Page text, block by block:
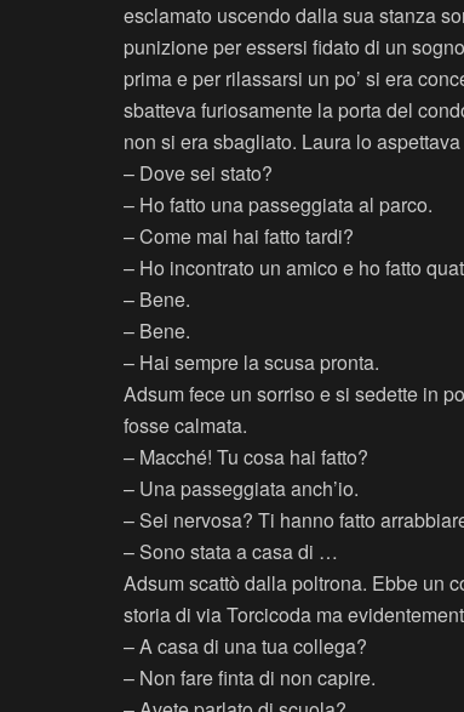
esclamato uscendo dalla sua stanza
punizione per essersi fidato di un
prima e per rilassarsi un po’ si era
sbatteva furiosamente la porta del
non si era sbagliato. Laura lo
– Dove sei stato?
– Ho fatto una passeggiata al parco.
– Come mai hai fatto tardi?
– Ho incontrato un amico e ho fatto
– Bene.
– Bene.
– Hai sempre la scusa pronta.
Adsum fece un sorriso e si sedette in
fosse calmata.
– Macché! Tu cosa hai fatto?
– Una passeggiata anch’io.
– Sei nervosa? Ti hanno fatto
– Sono stata a casa di …
Adsum scattò dalla poltrona. Ebbe un
storia di via Torcicoda ma
– A casa di una tua collega?
– Non fare finta di non capire.